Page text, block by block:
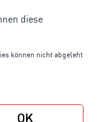
diese
können nicht abgeleht
OK